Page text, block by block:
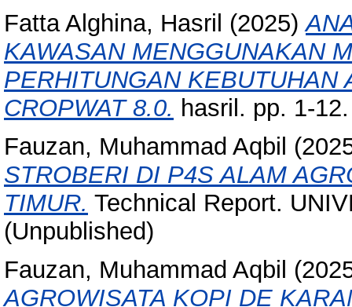
Fatta Alghina, Hasril (2025)
KAWASAN MENGGUNAKAN
PERHITUNGAN
CROPWAT 8.0. hasril. pp. 1-12.
Fauzan, Muhammad Aqbil
STROBERI DI P4S ALAM
TIMUR. Technical Report.
(Unpublished)
Fauzan, Muhammad Aqbil
AGROWISATA KOPI DE